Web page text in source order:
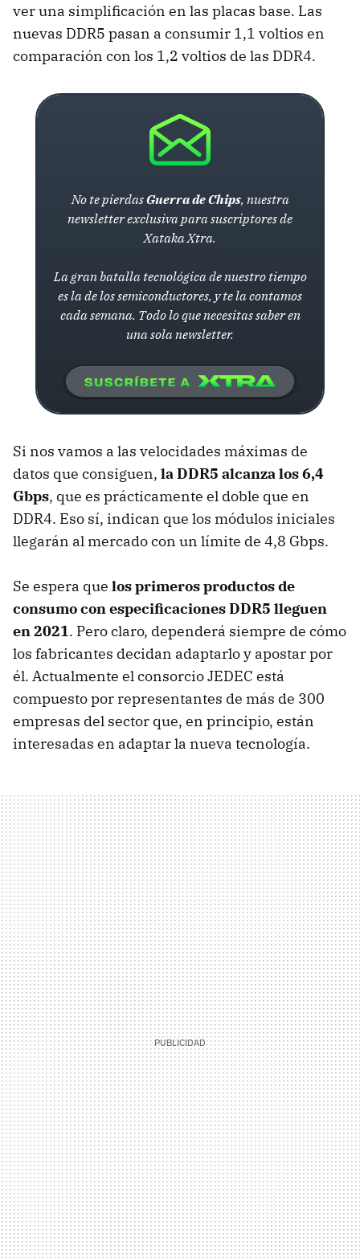
ver una simplificación en las placas base. Las
nuevas DDR5 pasan a consumir 1,1 voltios en
comparación con los 1,2 voltios de las DDR4.
No te pierdasGuerra de Chips, nuestra
newsletter exclusiva para suscriptores de
Xataka Xtra.
La gran batalla tecnológica de nuestro tiempo
es la de los semiconductores, y te la contamos
cada semana. Todo lo que necesitas saber en
una sola newsletter.
Si nos vamos a las velocidades máximas de
datos que consiguen, la DDR5 alcanza los 6,4
Gbps, que es prácticamente el doble que en
DDR4. Eso sí, indican que los módulos iniciales
llegarán al mercado con un límite de 4,8 Gbps.
Se espera que los primeros productos de
consumo con especificaciones DDR5 lleguen
en 2021. Pero claro, dependerá siempre de cómo
los fabricantes decidan adaptarlo y apostar por
él. Actualmente el consorcio JEDEC está
compuesto por representantes de más de 300
empresas del sector que, en principio, están
interesadas en adaptar la nueva tecnología.